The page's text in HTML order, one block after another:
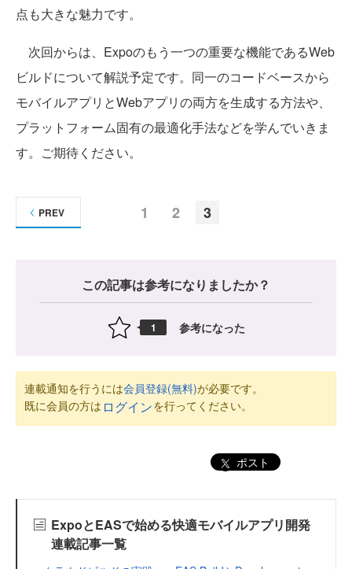
点も大きな魅力です。
次回からは、Expoのもう一つの重要な機能であるWeb
ビルドについて解説予定です。同一のコードベースから
モバイルアプリとWebアプリの両方を生成する方法や、
プラットフォーム固有の最適化手法などを学んでいきま
す。ご期待ください。
1 2 3
PREV
この記事は参考になりましたか？
1 参考になった
連載通知を行うには会員登録(無料)が必要です。
既に会員の方は ログインを行ってください。
ポスト
ExpoとEASで始める快適モバイルアプリ開発
連載記事一覧